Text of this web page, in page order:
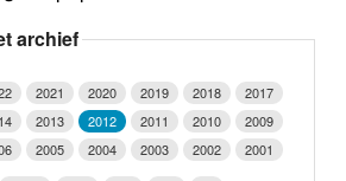
archief
2021 2020 2019 2018
2017
2013 2012 2011 2010
2009
2005 2004 2003 2002
2001